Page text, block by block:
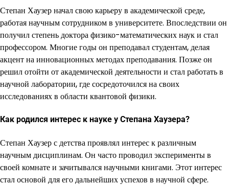
Степан Хаузер начал свою карьеру в академической среде,
работая научным сотрудником в университете. Впоследствии он
получил степень доктора физико-математических наук и стал
профессором. Многие годы он преподавал студентам, делая
акцент на инновационных методах преподавания. Позже он
решил отойти от академической деятельности и стал работать в
научной лаборатории, где сосредоточился на своих
исследованиях в области квантовой физики.
Как родился интерес к науке у Степана Хаузера?
Степан Хаузер с детства проявлял интерес к различным
научным дисциплинам. Он часто проводил эксперименты в
своей комнате и зачитывался научными книгами. Этот интерес
стал основой для его дальнейших успехов в научной сфере.